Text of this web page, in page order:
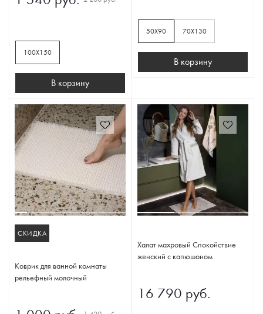
100Х150
В корзину
50Х90 70Х130
В корзину
СКИДКА
Коврик для ванной комнаты
рельефный молочный
Халат махровый Спокойствие
женский с капюшоном
16 790 руб.